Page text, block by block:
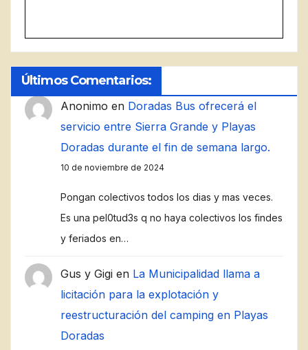
Últimos Comentarios:
Anonimo en Doradas Bus ofrecerá el
servicio entre Sierra Grande y Playas
Doradas durante el fin de semana largo.
10 de noviembre de 2024
Pongan colectivos todos los dias y mas veces.
Es una pel0tud3s q no haya colectivos los findes
y feriados en…
Gus y Gigi en La Municipalidad llama a
licitación para la explotación y
reestructuración del camping en Playas
Doradas